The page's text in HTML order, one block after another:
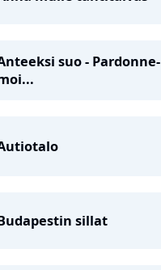
suo - Pardonne-
sillat